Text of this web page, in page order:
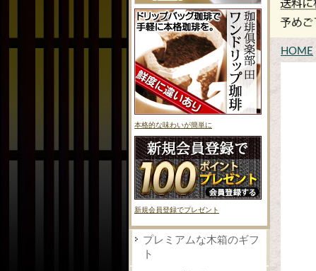
本格的な味わいが簡単に
新規会員登録でプレゼント
プレミアムな木箱のギフ
ト
HOME